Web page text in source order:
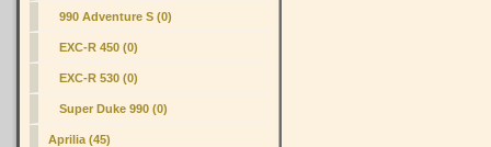
990 Adventure S (0)
EXC-R 450 (0)
EXC-R 530 (0)
Super Duke 990 (0)
Aprilia (45)